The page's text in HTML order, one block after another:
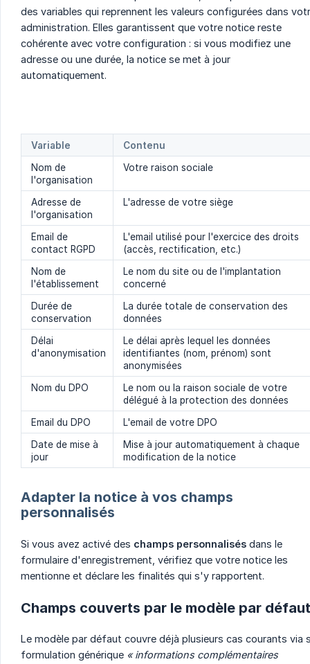
des variables qui reprennent les valeurs configurées dans
administration. Elles garantissent que votre notice reste
cohérente avec votre configuration : si vous modifiez une
adresse ou une durée, la notice se met à jour
automatiquement.
Variable
Contenu
Nom de
l'organisation
Votre raison sociale
Adresse de
l'organisation
L'adresse de votre siège
Email de
contact RGPD
L'email utilisé pour l'exercice des droits
(accès, rectification, etc.)
Nom de
l'établissement
Le nom du site ou de l'implantation
concerné
Durée de
conservation
La durée totale de conservation des
données
Délai
d'anonymisation
Le délai après lequel les données
identifiantes (nom, prénom) sont
anonymisées
Nom du DPO
Le nom ou la raison sociale de votre
délégué à la protection des données
Email du DPO
L'email de votre DPO
Date de mise à
jour
Mise à jour automatiquement à chaque
modification de la notice
Adapter la notice à vos champs
personnalisés
Si vous avez activé des champs personnalisés dans le
formulaire d'enregistrement, vérifiez que votre notice les
mentionne et déclare les finalités qui s'y rapportent.
Champs couverts par le modèle par défaut
Le modèle par défaut couvre déjà plusieurs cas courants via
formulation générique « informations complémentaires